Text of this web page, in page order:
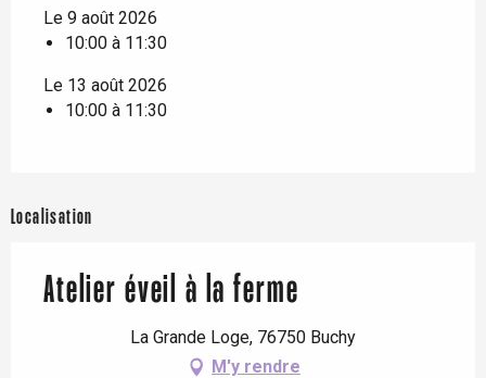
Le 9 août 2026
10:00 à 11:30
Le 13 août 2026
10:00 à 11:30
Localisation
Atelier éveil à la ferme
La Grande Loge, 76750 Buchy
M'y rendre